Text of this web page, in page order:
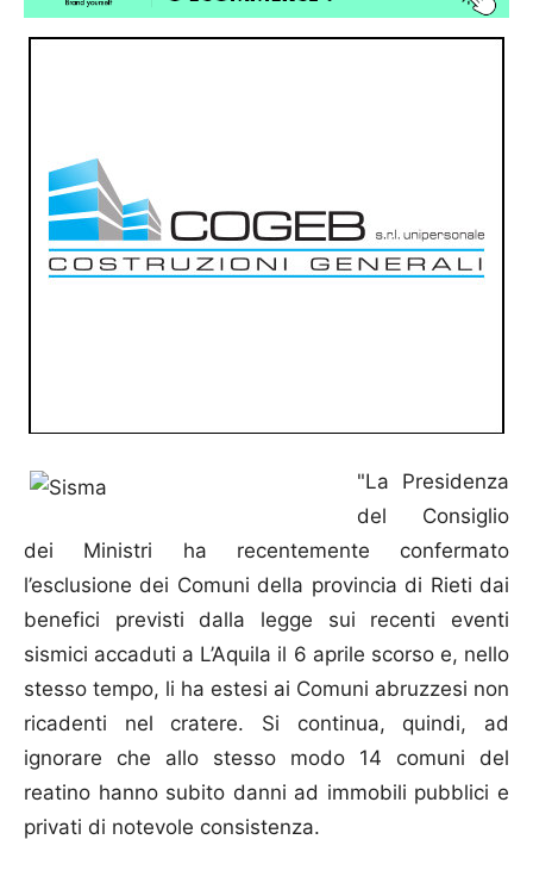
"La Presidenza
del Consiglio
dei Ministri ha recentemente confermato
l’esclusione dei Comuni della provincia di Rieti dai
benefici previsti dalla legge sui recenti eventi
sismici accaduti a L’Aquila il 6 aprile scorso e, nello
stesso tempo, li ha estesi ai Comuni abruzzesi non
ricadenti nel cratere. Si continua, quindi, ad
ignorare che allo stesso modo 14 comuni del
reatino hanno subito danni ad immobili pubblici e
privati di notevole consistenza.